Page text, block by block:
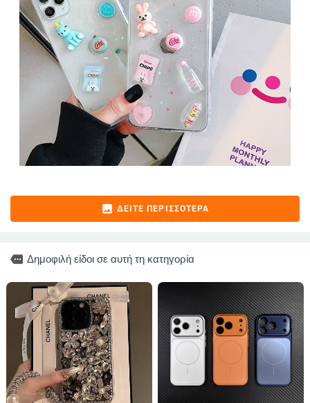
image ΔΕΊΤΕ ΠΕΡΙΣΣΌΤΕΡΑ
more Δημοφιλή είδοι σε αυτή τη κατηγορία